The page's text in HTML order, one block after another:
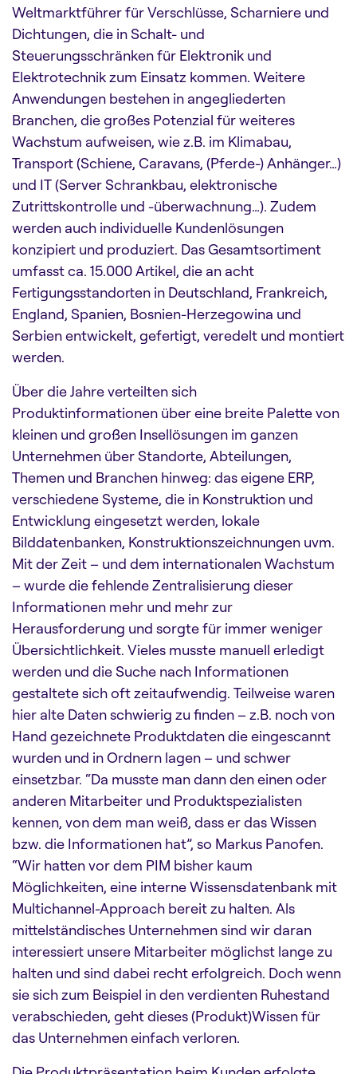
Weltmarktführer für Verschlüsse, Scharniere und
Dichtungen, die in Schalt- und
Steuerungsschränken für Elektronik und
Elektrotechnik zum Einsatz kommen. Weitere
Anwendungen bestehen in angegliederten
Branchen, die großes Potenzial für weiteres
Wachstum aufweisen, wie z.B. im Klimabau,
Transport (Schiene, Caravans, (Pferde-) Anhänger…)
und IT (Server Schrankbau, elektronische
Zutrittskontrolle und -überwachnung…). Zudem
werden auch individuelle Kundenlösungen
konzipiert und produziert. Das Gesamtsortiment
umfasst ca. 15.000 Artikel, die an acht
Fertigungsstandorten in Deutschland, Frankreich,
England, Spanien, Bosnien-Herzegowina und
Serbien entwickelt, gefertigt, veredelt und montiert
werden.
Über die Jahre verteilten sich
Produktinformationen über eine breite Palette von
kleinen und großen Insellösungen im ganzen
Unternehmen über Standorte, Abteilungen,
Themen und Branchen hinweg: das eigene ERP,
verschiedene Systeme, die in Konstruktion und
Entwicklung eingesetzt werden, lokale
Bilddatenbanken, Konstruktionszeichnungen uvm.
Mit der Zeit – und dem internationalen Wachstum
– wurde die fehlende Zentralisierung dieser
Informationen mehr und mehr zur
Herausforderung und sorgte für immer weniger
Übersichtlichkeit. Vieles musste manuell erledigt
werden und die Suche nach Informationen
gestaltete sich oft zeitaufwendig. Teilweise waren
hier alte Daten schwierig zu finden – z.B. noch von
Hand gezeichnete Produktdaten die eingescannt
wurden und in Ordnern lagen – und schwer
einsetzbar. “Da musste man dann den einen oder
anderen Mitarbeiter und Produktspezialisten
kennen, von dem man weiß, dass er das Wissen
bzw. die Informationen hat”, so Markus Panofen.
“Wir hatten vor dem PIM bisher kaum
Möglichkeiten, eine interne Wissensdatenbank mit
Multichannel-Approach bereit zu halten. Als
mittelständisches Unternehmen sind wir daran
interessiert unsere Mitarbeiter möglichst lange zu
halten und sind dabei recht erfolgreich. Doch wenn
sie sich zum Beispiel in den verdienten Ruhestand
verabschieden, geht dieses (Produkt)Wissen für
das Unternehmen einfach verloren.